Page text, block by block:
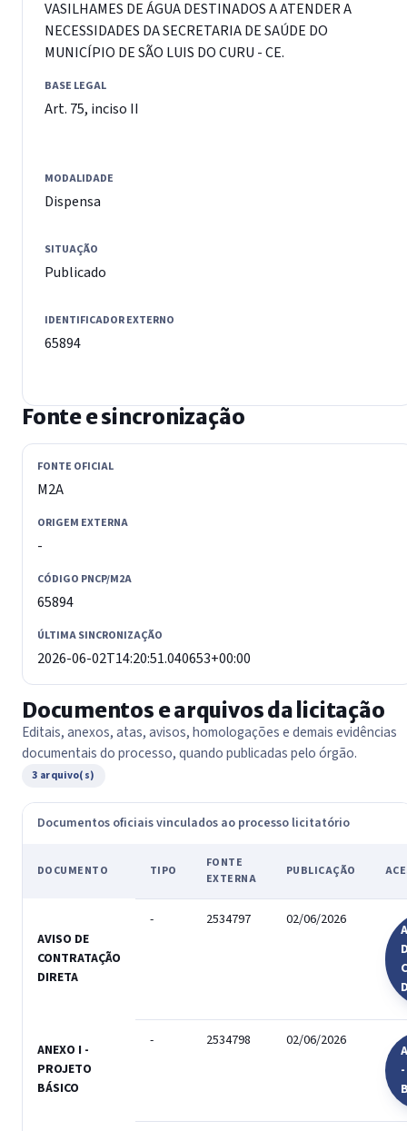
VASILHAMES DE ÁGUA DESTINADOS A ATENDER A
NECESSIDADES DA SECRETARIA DE SAÚDE DO
MUNICÍPIO DE SÃO LUIS DO CURU - CE.
BASE LEGAL
Art. 75, inciso II
MODALIDADE
Dispensa
SITUAÇÃO
Publicado
IDENTIFICADOR EXTERNO
65894
Fonte e sincronização
FONTE OFICIAL
M2A
ORIGEM EXTERNA
-
CÓDIGO PNCP/M2A
65894
ÚLTIMA SINCRONIZAÇÃO
2026-06-02T14:20:51.040653+00:00
Documentos e arquivos da licitação
Editais, anexos, atas, avisos, homologações e demais evidências
documentais do processo, quando publicadas pelo órgão.
3 arquivo(s)
Documentos oficiais vinculados ao processo licitatório
DOCUMENTO TIPO
FONTE
EXTERNA
PUBLICAÇÃO
AVISO DE
CONTRATAÇÃO
DIRETA
- 2534797 02/06/2026
ANEXO I -
PROJETO
BÁSICO
- 2534798 02/06/2026